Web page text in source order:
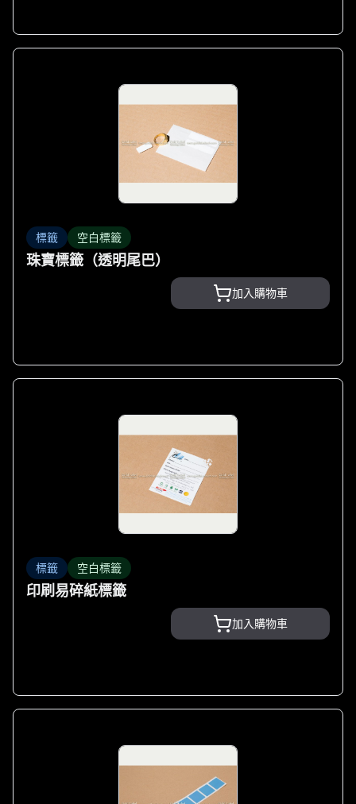
標籤 空白標籤
珠寶標籤（透明尾巴）
加入購物車
標籤 空白標籤
印刷易碎紙標籤
加入購物車